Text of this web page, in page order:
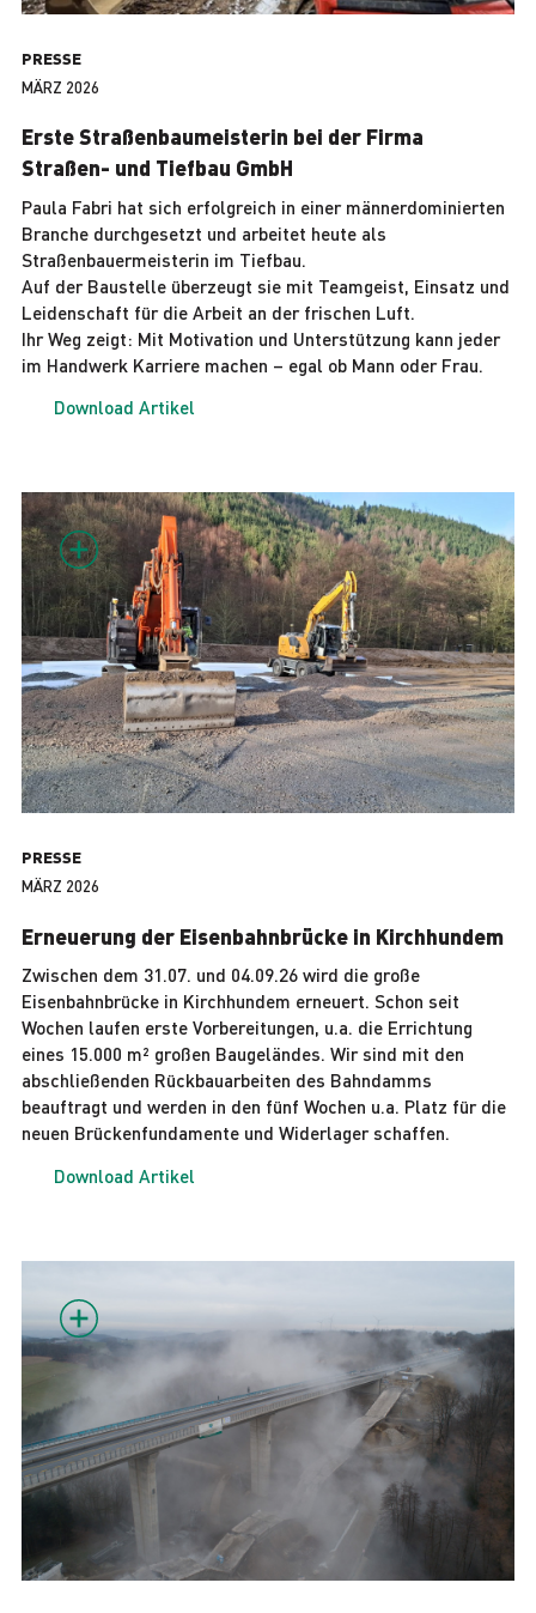
PRESSE
MÄRZ 2026
Erste Straßenbaumeisterin bei der Firma
Straßen- und Tiefbau GmbH
Paula Fabri hat sich erfolgreich in einer männerdominierten
Branche durchgesetzt und arbeitet heute als
Straßenbauermeisterin im Tiefbau.
Auf der Baustelle überzeugt sie mit Teamgeist, Einsatz und
Leidenschaft für die Arbeit an der frischen Luft.
Ihr Weg zeigt: Mit Motivation und Unterstützung kann jeder
im Handwerk Karriere machen – egal ob Mann oder Frau.
Download Artikel
PRESSE
MÄRZ 2026
Erneuerung der Eisenbahnbrücke in Kirchhundem
Zwischen dem 31.07. und 04.09.26 wird die große
Eisenbahnbrücke in Kirchhundem erneuert. Schon seit
Wochen laufen erste Vorbereitungen, u.a. die Errichtung
eines 15.000 m² großen Baugeländes. Wir sind mit den
abschließenden Rückbauarbeiten des Bahndamms
beauftragt und werden in den fünf Wochen u.a. Platz für die
neuen Brückenfundamente und Widerlager schaffen.
Download Artikel